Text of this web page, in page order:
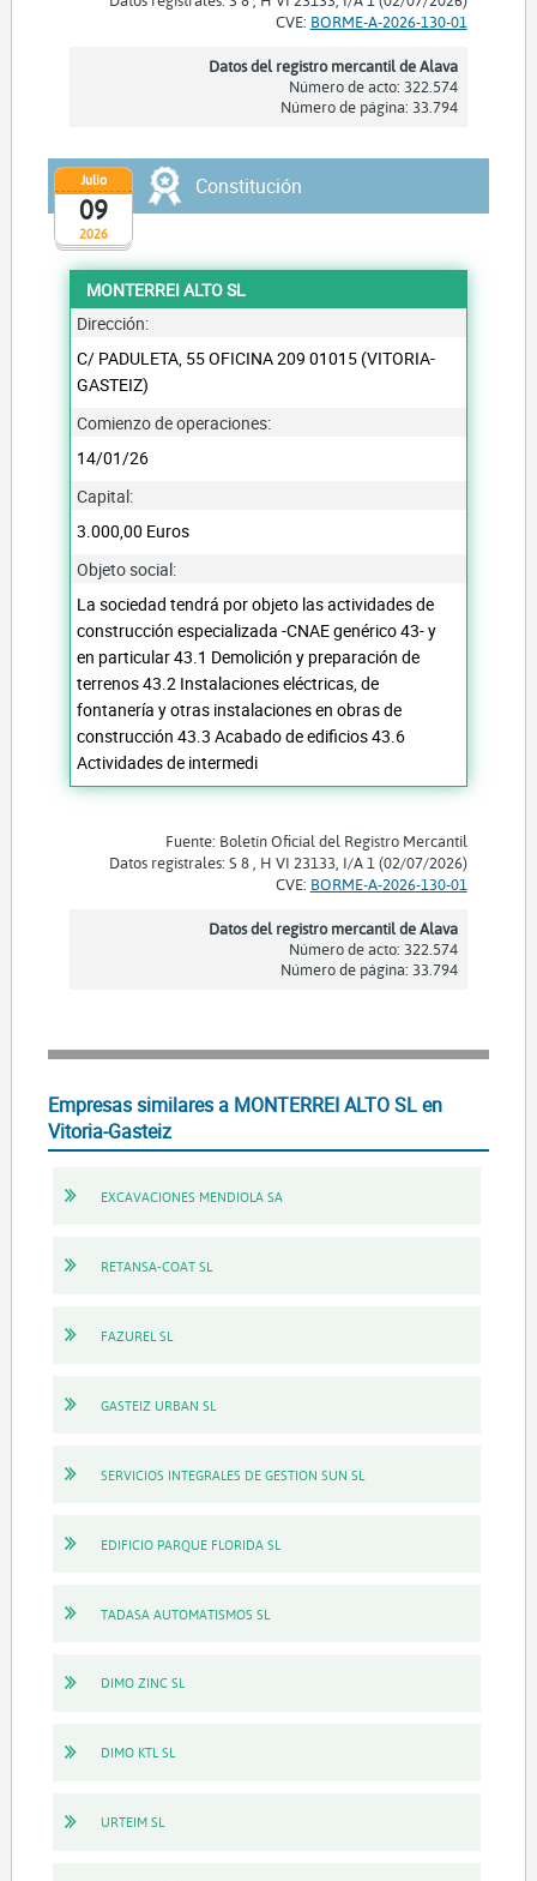
CVE: BORME-A-2026-130-01
Datos del registro mercantil de Alava
Número de acto: 322.574
Número de página: 33.794
2026
Julio
09
Constitución
MONTERREI ALTO SL
Dirección:
C/ PADULETA, 55 OFICINA 209 01015 (VITORIA-
GASTEIZ)
Comienzo de operaciones:
14/01/26
Capital:
3.000,00 Euros
Objeto social:
La sociedad tendrá por objeto las actividades de
construcción especializada -CNAE genérico 43- y
en particular 43.1 Demolición y preparación de
terrenos 43.2 Instalaciones eléctricas, de
fontanería y otras instalaciones en obras de
construcción 43.3 Acabado de edificios 43.6
Actividades de intermedi
Fuente: Boletín Oficial del Registro Mercantil
Datos registrales: S 8 , H VI 23133, I/A 1 (02/07/2026)
CVE: BORME-A-2026-130-01
Datos del registro mercantil de Alava
Número de acto: 322.574
Número de página: 33.794
Empresas similares a MONTERREI ALTO SL en
Vitoria-Gasteiz
EXCAVACIONES MENDIOLA SA
RETANSA-COAT SL
FAZUREL SL
GASTEIZ URBAN SL
SERVICIOS INTEGRALES DE GESTION SUN SL
EDIFICIO PARQUE FLORIDA SL
TADASA AUTOMATISMOS SL
DIMO ZINC SL
DIMO KTL SL
URTEIM SL